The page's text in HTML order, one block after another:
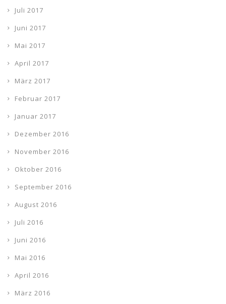
Juli 2017
Juni 2017
Mai 2017
April 2017
März 2017
Februar 2017
Januar 2017
Dezember 2016
November 2016
Oktober 2016
September 2016
August 2016
Juli 2016
Juni 2016
Mai 2016
April 2016
März 2016